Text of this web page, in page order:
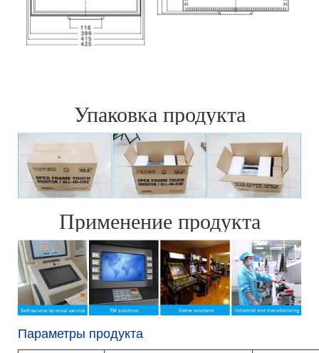
Упаковка продукта
Применение продукта
Параметры продукта